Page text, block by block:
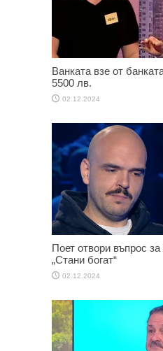
Ванката взе от
5500 лв.
02.12.2024
Поет отвори въпрос
„Стани богат“
02.12.2024